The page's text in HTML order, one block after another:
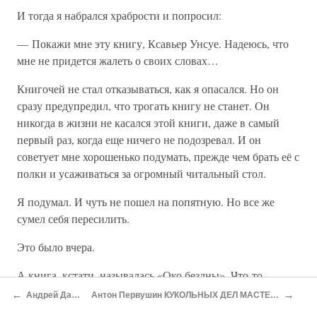
И тогда я набрался храбрости и попросил:
— Покажи мне эту книгу, Ксавьер Унсуе. Надеюсь, что
мне не придется жалеть о своих словах…
Книгочей не стал отказываться, как я опасался. Но он
сразу предупредил, что трогать книгу не станет. Он
никогда в жизни не касался этой книги, даже в самый
первый раз, когда еще ничего не подозревал. И он
советует мне хорошенько подумать, прежде чем брать её с
полки и усаживаться за огромный читальный стол.
Я подумал. И чуть не пошел на попятную. Но все же
сумел себя пересилить.
Это было вчера.
А книга, кстати, называлась «Око бездны». Что-то
философское. Имени автора на страницах я так и не
← Андрей Дашков ПРОПУСК Антон Первушин КУКОЛЬНЫХ ДЕЛ МАСТЕРА, или ИСТОРИЯ КАРТОННОЙ ДУРИЛКИ →